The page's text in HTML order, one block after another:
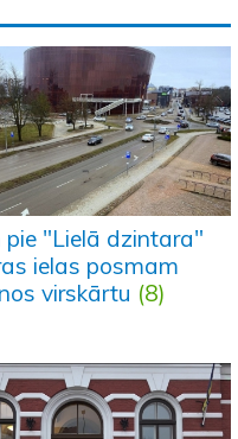
pie "Lielā dzintara"
ielas posmam
virskārtu (8)